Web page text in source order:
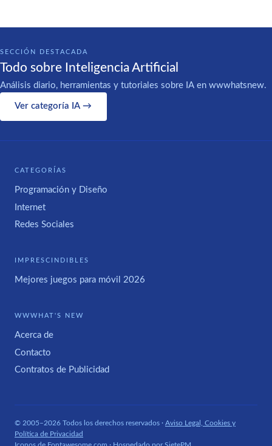
SECCIÓN DESTACADA
Todo sobre Inteligencia Artificial
Análisis diario, herramientas y tutoriales sobre IA en wwwhatsnew.
Ver categoría IA →
CATEGORÍAS
Programación y Diseño
Internet
Redes Sociales
IMPRESCINDIBLES
Mejores juegos para móvil 2026
WWWHAT'S NEW
Acerca de
Contacto
Contratos de Publicidad
© 2005–2026 Todos los derechos reservados · Aviso Legal, Cookies y
Política de Privacidad